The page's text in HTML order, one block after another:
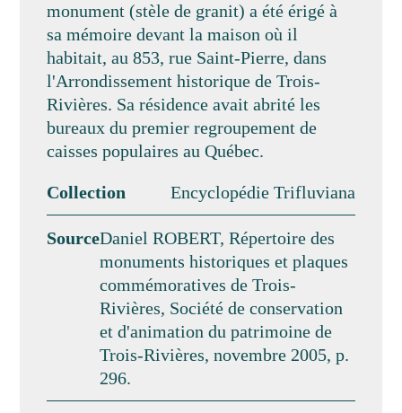
monument (stèle de granit) a été érigé à
sa mémoire devant la maison où il
habitait, au 853, rue Saint-Pierre, dans
l'Arrondissement historique de Trois-
Rivières. Sa résidence avait abrité les
bureaux du premier regroupement de
caisses populaires au Québec.
Collection Encyclopédie Trifluviana
SourceDaniel ROBERT, Répertoire des
monuments historiques et plaques
commémoratives de Trois-
Rivières, Société de conservation
et d'animation du patrimoine de
Trois-Rivières, novembre 2005, p.
296.